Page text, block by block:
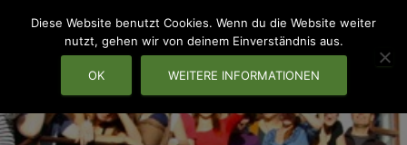
Diese Website benutzt Cookies. Wenn du die Website weiter
nutzt, gehen wir von deinem Einverständnis aus.
OK WEITERE INFORMATIONEN